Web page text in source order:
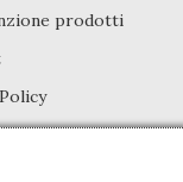
prodotti
cookie